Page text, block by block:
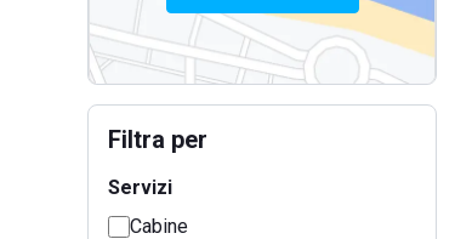
Filtra per
Servizi
Cabine